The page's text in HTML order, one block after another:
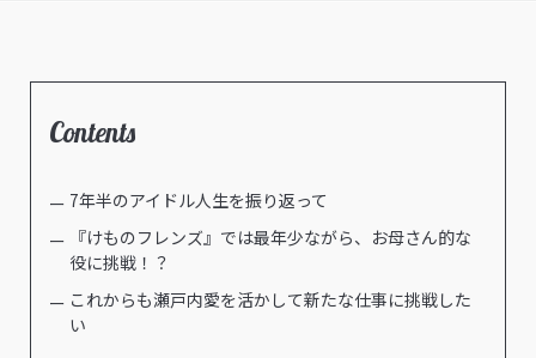
Contents
7年半のアイドル人生を振り返って
『けものフレンズ』では最年少ながら、お母さん的な
役に挑戦！？
これからも瀬戸内愛を活かして新たな仕事に挑戦した
い